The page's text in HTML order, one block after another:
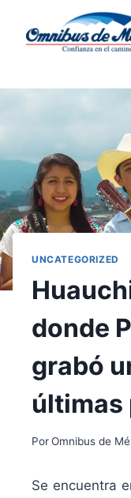
UNCATEGORIZED
donde
grabó
últimas
PorOmnibus de
Se encuentra